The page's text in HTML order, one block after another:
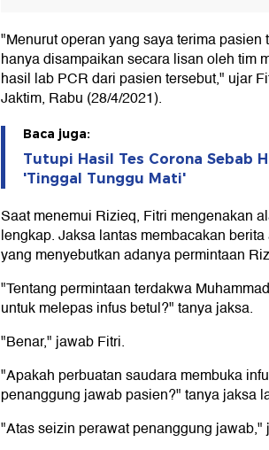
"Menurut operan yang saya terima pasien
hanya disampaikan secara lisan oleh tim
hasil lab PCR dari pasien tersebut," ujar
Jaktim, Rabu (28/4/2021).
Baca juga:
Tutupi Hasil Tes Corona Sebab
'Tinggal Tunggu Mati'
Saat menemui Rizieq, Fitri mengenakan
lengkap. Jaksa lantas membacakan
yang menyebutkan adanya permintaan
"Tentang permintaan terdakwa
untuk melepas infus betul?" tanya jaksa.
"Benar," jawab Fitri.
"Apakah perbuatan saudara membuka
penanggung jawab pasien?" tanya jaksa
"Atas seizin perawat penanggung jawab,"